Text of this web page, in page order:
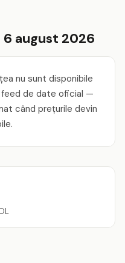
august 2026
nu sunt disponibile
de date oficial —
când prețurile devin